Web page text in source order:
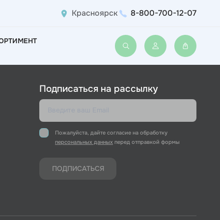
Красноярск 8-800-700-12-07
не
Войти или
Подписаться на рассылку
Пожалуйста, дайте согласие на обработку
персональных данныхперед отправкой формы
ПОДПИСАТЬСЯ